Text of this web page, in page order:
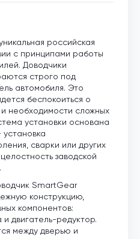
российская
с принципами работы
Доводчики
строго под
автомобиля. Это
беспокоиться о
необходимости сложных
установки основана
сварки или других
заводской
SmartGear
конструкцию,
компонентов:
двигатель-редуктор.
между дверью и